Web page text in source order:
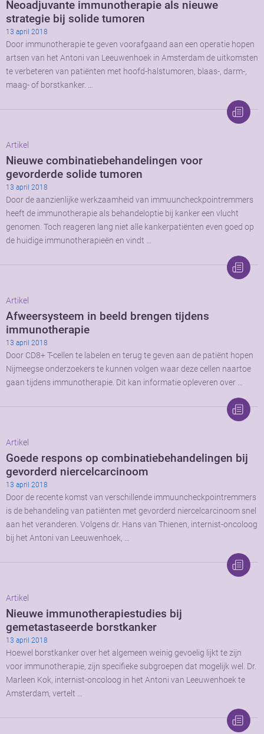
Neoadjuvante immunotherapie als nieuwe
strategie bij solide tumoren
13 april 2018
Door immunotherapie te geven voorafgaand aan een operatie hopen
artsen van het Antoni van Leeuwenhoek in Amsterdam de uitkomsten
te verbeteren van patiënten met hoofd-halstumoren, blaas-, darm-,
maag- of borstkanker. …
Artikel
Nieuwe combinatiebehandelingen voor
gevorderde solide tumoren
13 april 2018
Door de aanzienlijke werkzaamheid van immuuncheckpointremmers
heeft de immunotherapie als behandeloptie bij kanker een vlucht
genomen. Toch reageren lang niet alle kankerpatiënten even goed op
de huidige immunotherapieën en vindt …
Artikel
Afweersysteem in beeld brengen tijdens
immunotherapie
13 april 2018
Door CD8+ T-cellen te labelen en terug te geven aan de patiënt hopen
Nijmeegse onderzoekers te kunnen volgen waar deze cellen naartoe
gaan tijdens immunotherapie. Dit kan informatie opleveren over …
Artikel
Goede respons op combinatiebehandelingen bij
gevorderd niercelcarcinoom
13 april 2018
Door de recente komst van verschillende immuuncheckpointremmers
is de behandeling van patiënten met gevorderd niercelcarcinoom snel
aan het veranderen. Volgens dr. Hans van Thienen, internist-oncoloog
bij het Antoni van Leeuwenhoek, …
Artikel
Nieuwe immunotherapiestudies bij
gemetastaseerde borstkanker
13 april 2018
Hoewel borstkanker over het algemeen weinig gevoelig lijkt te zijn
voor immunotherapie, zijn specifieke subgroepen dat mogelijk wel. Dr.
Marleen Kok, internist-oncoloog in het Antoni van Leeuwenhoek te
Amsterdam, vertelt …